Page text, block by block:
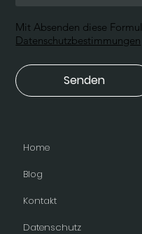
Home
Blog
Kontakt
Datenschutz
Senden
Mit Absenden diese
Datenschutzbestimmungen